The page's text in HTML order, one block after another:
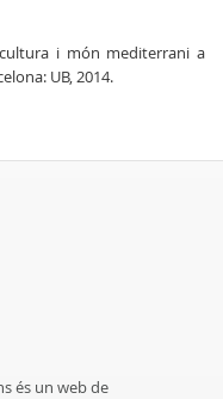
i món mediterrani a
UB, 2014.
és un web de